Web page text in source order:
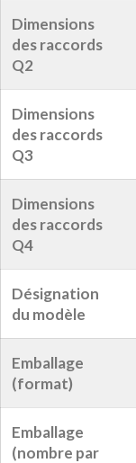
Dimensions
des raccords
Q2
Dimensions
des raccords
Q3
Dimensions
des raccords
Q4
Désignation
du modèle
Emballage
(format)
Emballage
(nombre par